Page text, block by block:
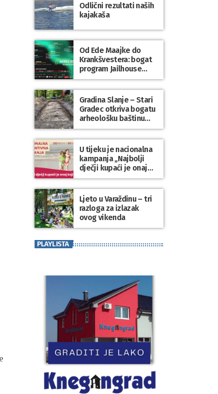
Odlični rezultati naših
kajakaša
Od Ede Maajke do
Krankšvestera: bogat
program Jailhouse
Festivala 2026. u
Lepoglavi
Gradina Slanje – Stari
Gradec otkriva bogatu
arheološku baštinu
Varaždinske županije
U tijeku je nacionalna
kampanja „Najbolji
dječji kupaći je onaj
koji se nosi“
Ljeto u Varaždinu – tri
razloga za izlazak
ovog vikenda
PLAYLISTA